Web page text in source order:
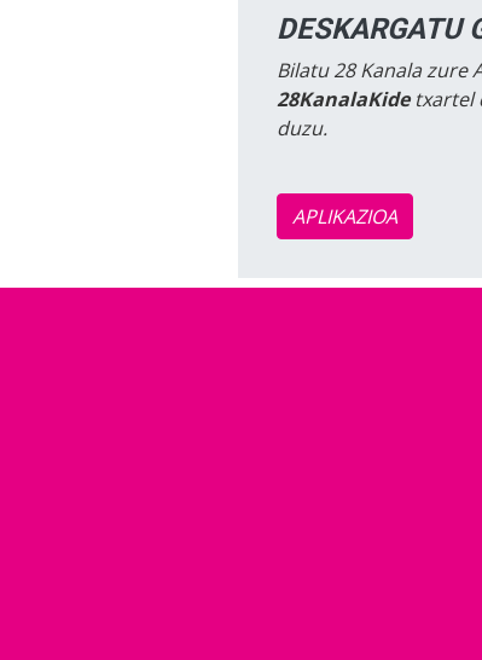
DESKARGATU
Bilatu 28 Kanala zure
28KanalaKidetxartel
duzu.
APLIKAZIOA